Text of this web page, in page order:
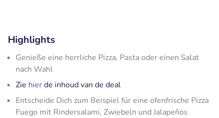
Highlights
Genieße eine herrliche Pizza, Pasta oder einen Salat
nach Wahl
Zie hierde inhoud van de deal
Entscheide Dich zum Beispiel für eine ofenfrische Pizza
Fuego mit Rindersalami, Zwiebeln und Jalapeños